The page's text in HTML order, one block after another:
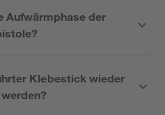
Aufwärmphase der
Klebestick wieder